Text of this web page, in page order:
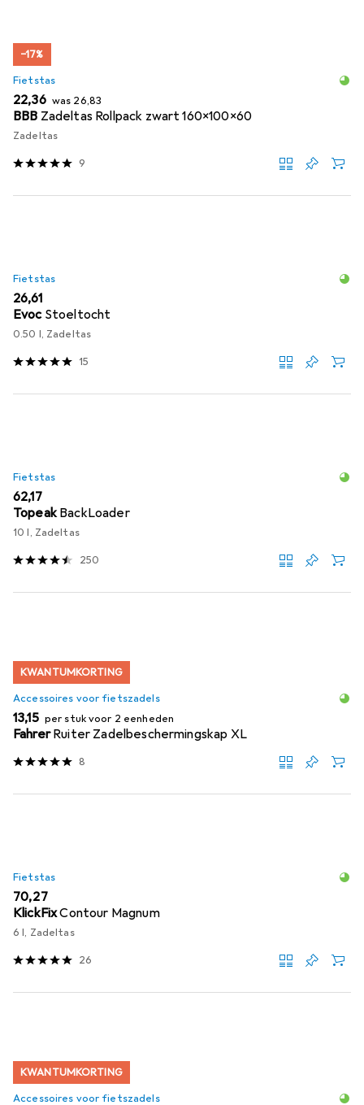
−17%
Fietstas
EUR
22,36 was EUR
26,83
BBB Zadeltas Rollpack zwart 160x100x60
Zadeltas
9
Fietstas
EUR
26,61
Evoc Stoeltocht
0.50 l, Zadeltas
15
Fietstas
EUR
62,17
Topeak BackLoader
10 l, Zadeltas
250
KWANTUMKORTING
Accessoires voor fietszadels
EUR
13,15 per stuk voor 2 eenheden
Fahrer Ruiter Zadelbeschermingskap XL
8
Fietstas
EUR
70,27
KlickFixContour Magnum
6 l, Zadeltas
26
KWANTUMKORTING
Accessoires voor fietszadels